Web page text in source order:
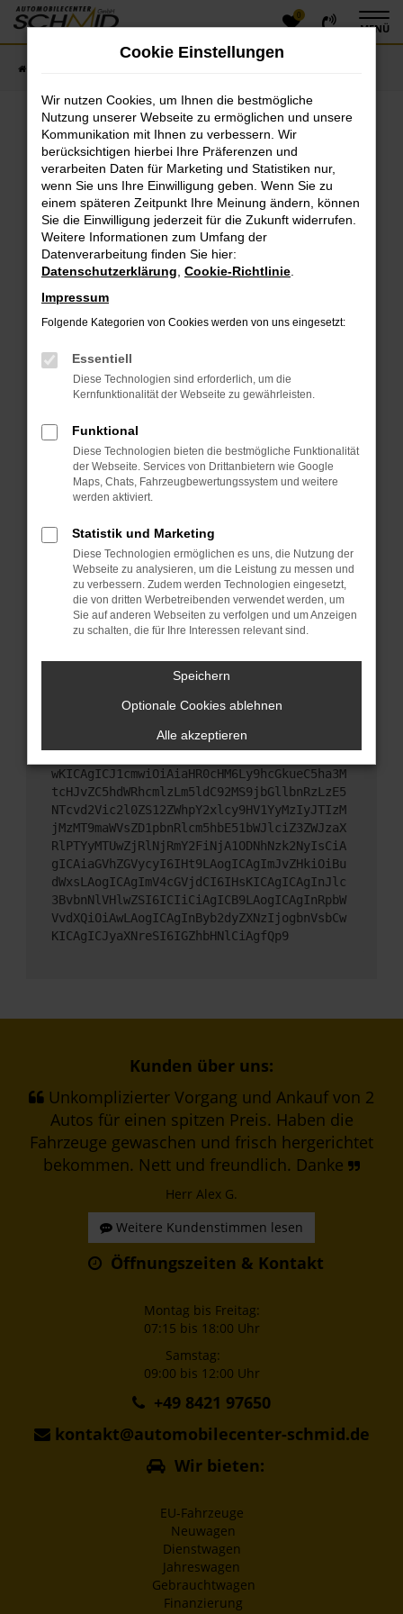
Zum
Hauptinhalt
0
MENÜ
Fehler: Network Error
Beim Laden ist ein Fehler aufgetreten.
Hier sind ein paar Tipps, die dir helfen können:
Überprüfe deine Firewall und deine
Internetverbindung.
Laden andere Webseiten, zum Beispiel deine
Suchmaschine?
Prüfe deine Browsererweiterungen.
das Laden bestimmter Seiten verhindern.
Funktioniert die Seite in einem anderen Browser
oder in einem privaten Fenster?
Das kann manchmal helfen, vorübergehende
Probleme zu beheben.
Stelle sicher, dass dein Browser und dein
Betriebssystem auf dem neuesten Stand sind.
Sicherheitsrisiko, sondern kann auch dazu führen,
dass bestimmte Funktionen nicht mehr
unterstützt werden.
Wende dich an den Webseitenbetreiber.
Wenn du alle oben genannten Schritte versucht
hast, kontaktiere uns bitte. Wir werden versuchen,
das Problem zu beheben. Du kannst uns diesen
Text schicken, um uns bei der Fehlersuche zu
unterstützen:
ewogICJuYW1lIjogIk5ldHdvcmtFcnJvciIsCiAgI
mNvbmZpZyI6IHsKICAgICJtZXRob2QiOiAiR0VUIi
wKICAgICJ1cmwiOiAiaHR0cHM6Ly9hcGkueC5ha3M
tcHJvZC5hdWRhcmlzLm5ldC92MS9jbGllbnRzLzE5
NTcvd2Vic2l0ZS12ZWhpY2xlcy9HV1YyMzIyJTIzM
jMzMT9maWVsZD1pbnRlcm5hbE51bWJlciZ3ZWJzaX
RlPTYyMTUwZjRlNjRmY2FiNjA1ODNhNzk2NyIsCiA
gICAiaGVhZGVycyI6IHt9LAogICAgImJvZHkiOiBu
dWxsLAogICAgImV4cGVjdCI6IHsKICAgICAgInJlc
3BvbnNlVHlwZSI6ICIiCiAgICB9LAogICAgInRpbW
VvdXQiOiAwLAogICAgInByb2dyZXNzIjogbnVsbCw
KICAgICJyaXNreSI6IGZhbHNlCiAgfQp9
Kunden über uns:
Unkomplizierter Vorgang und Ankauf von 2
Autos für einen spitzen Preis. Haben die
Fahrzeuge gewaschen und frisch hergerichtet
bekommen. Nett und freundlich. Danke
Herr Alex G.
Weitere Kundenstimmen lesen
Öffnungszeiten & Kontakt
Montag bis Freitag:
07:15 bis 18:00 Uhr
Samstag:
09:00 bis 12:00 Uhr
+49 8421 97650
kontakt@automobilecenter-schmid.de
Wir bieten:
EU-Fahrzeuge
Neuwagen
Dienstwagen
Jahreswagen
Gebrauchtwagen
Finanzierung
Cookie Einstellungen
Wir nutzen Cookies, um Ihnen die bestmögliche
Nutzung unserer Webseite zu ermöglichen und unsere
Kommunikation mit Ihnen zu verbessern. Wir
berücksichtigen hierbei Ihre Präferenzen und
verarbeiten Daten für Marketing und Statistiken nur,
wenn Sie uns Ihre Einwilligung geben. Wenn Sie zu
einem späteren Zeitpunkt Ihre Meinung ändern, können
Sie die Einwilligung jederzeit für die Zukunft widerrufen.
Weitere Informationen zum Umfang der
Datenverarbeitung finden Sie hier:
Datenschutzerklärung Cookie-Richtlinie
Impressum
Folgende Kategorien von Cookies werden von uns eingesetzt:
Essentiell
Diese Technologien sind erforderlich, um die
Kernfunktionalität der Webseite zu gewährleisten.
Funktional
Diese Technologien bieten die bestmögliche Funktionalität
der Webseite. Services von Drittanbietern wie Google
Maps, Chats, Fahrzeugbewertungssystem und weitere
werden aktiviert.
Statistik und Marketing
Diese Technologien ermöglichen es uns, die Nutzung der
Webseite zu analysieren, um die Leistung zu messen und
zu verbessern. Zudem werden Technologien eingesetzt,
die von dritten Werbetreibenden verwendet werden, um
Sie auf anderen Webseiten zu verfolgen und um Anzeigen
zu schalten, die für Ihre Interessen relevant sind.
Speichern
Optionale Cookies ablehnen
Alle akzeptieren